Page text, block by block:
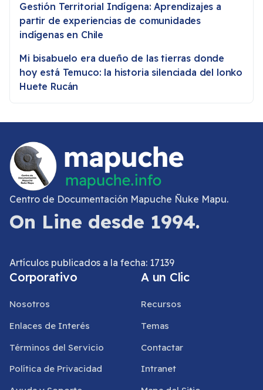
Gestión Territorial Indígena: Aprendizajes a
partir de experiencias de comunidades
indígenas en Chile
Mi bisabuelo era dueño de las tierras donde
hoy está Temuco: la historia silenciada del lonko
Huete Rucán
Centro de Documentación Mapuche Ñuke Mapu.
On Line desde 1994.
Artículos publicados a la fecha: 17139
Corporativo
Nosotros
Enlaces de Interés
Términos del Servicio
Política de Privacidad
A un Clic
Recursos
Temas
Contactar
Intranet